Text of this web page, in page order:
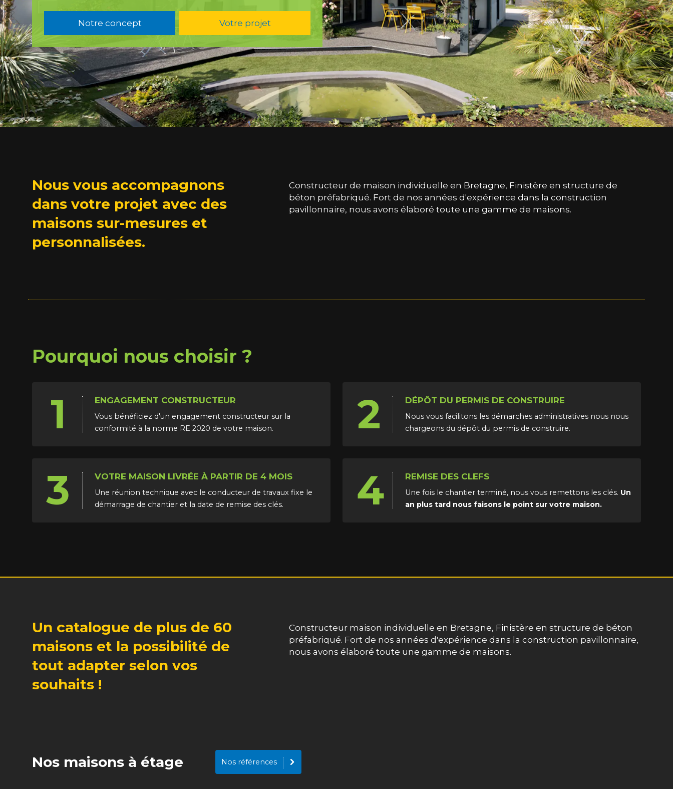
Notre concept Votre projet
Nous vous accompagnons
dans votre projet avec des
maisons sur-mesures et
personnalisées.
Constructeur de maison individuelle en Bretagne, Finistère en structure de
béton préfabriqué. Fort de nos années d'expérience dans la construction
pavillonnaire, nous avons élaboré toute une gamme de maisons.
Pourquoi nous choisir ?
1 ENGAGEMENT CONSTRUCTEUR
Vous bénéficiez d'un engagement constructeur sur la
conformité à la norme RE 2020 de votre maison.
2 DÉPÔT DU PERMIS DE CONSTRUIRE
Nous vous facilitons les démarches administratives nous nous
chargeons du dépôt du permis de construire.
3 VOTRE MAISON LIVRÉE À PARTIR DE 4 MOIS
Une réunion technique avec le conducteur de travaux fixe le
démarrage de chantier et la date de remise des clés.
4 REMISE DES CLEFS
Une fois le chantier terminé, nous vous remettons les clés. Un
an plus tard nous faisons le point sur votre maison.
Un catalogue de plus de 60
maisons et la possibilité de
tout adapter selon vos
souhaits !
Constructeur maison individuelle en Bretagne, Finistère en structure de béton
préfabriqué. Fort de nos années d'expérience dans la construction pavillonnaire,
nous avons élaboré toute une gamme de maisons.
Nos maisons à étage Nos références